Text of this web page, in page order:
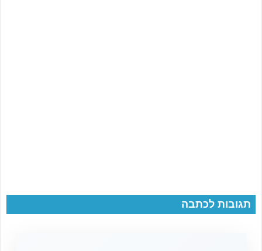
תגובות לכתבה